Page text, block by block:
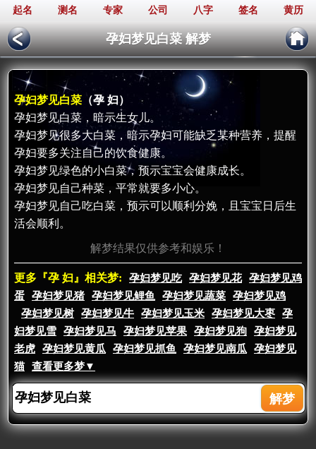
起名 测名 专家 公司 八字 签名 黄历
孕妇梦见白菜 解梦
孕妇梦见白菜 （孕 妇）
孕妇梦见白菜，暗示生女儿。
孕妇梦见很多大白菜，暗示孕妇可能缺乏某种营养，提醒
孕妇要多关注自己的饮食健康。
孕妇梦见绿色的小白菜，预示宝宝会健康成长。
孕妇梦见自己种菜，平常就要多小心。
孕妇梦见自己吃白菜，预示可以顺利分娩，且宝宝日后生
活会顺利。
解梦结果仅供参考和娱乐！
更多『孕 妇』相关梦: 孕妇梦见吃 孕妇梦见花
孕妇梦见鸡
蛋
孕妇梦见猪 孕妇梦见鲤鱼 孕妇梦见蔬菜
孕妇梦见鸡
孕妇梦见树
孕妇梦见牛 孕妇梦见玉米 孕妇梦见大枣
孕
妇梦见雪
孕妇梦见马 孕妇梦见苹果 孕妇梦见狗
孕妇梦见
老虎
孕妇梦见黄瓜 孕妇梦见抓鱼 孕妇梦见南瓜
孕妇梦见
猫
查看更多梦▼